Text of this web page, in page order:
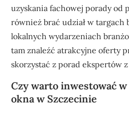
uzyskania fachowej porady od
również brać udział w targach
lokalnych wydarzeniach
tam znaleźć atrakcyjne oferty
skorzystać z porad ekspertów
Czy warto inwestować
okna w Szczecinie